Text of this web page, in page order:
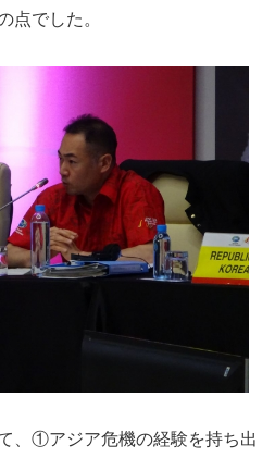
点でした。
、①アジア危機の経験を持ち出